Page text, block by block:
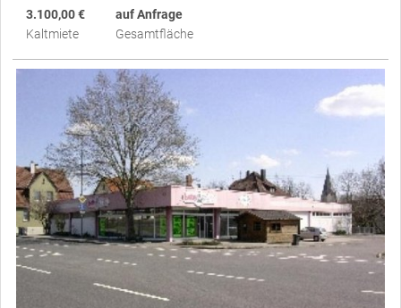
3.100,00 €
Kaltmiete
auf Anfrage
Gesamtfläche